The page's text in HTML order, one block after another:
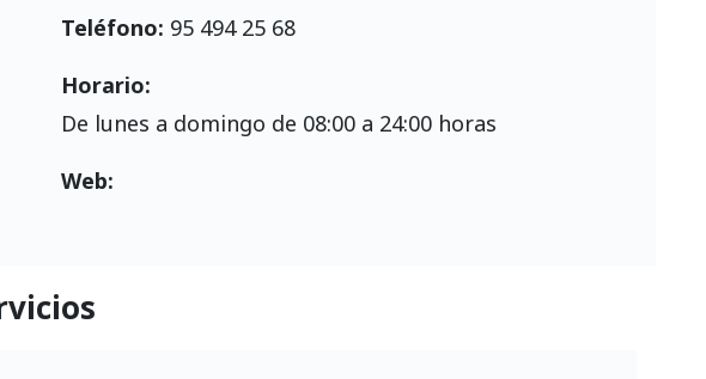
Teléfono: 95 494 25 68
Horario:
De lunes a domingo de 08:00 a 24:00 horas
Web: